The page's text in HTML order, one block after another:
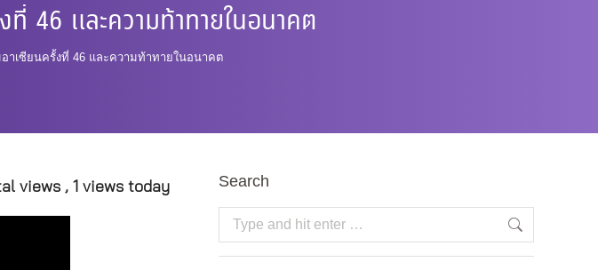
ที่ 46 และความท้าทายในอนาคต
อาเซียนครั้งที่ 46 และความท้าทายในอนาคต
views , 1 views today Search
Search: